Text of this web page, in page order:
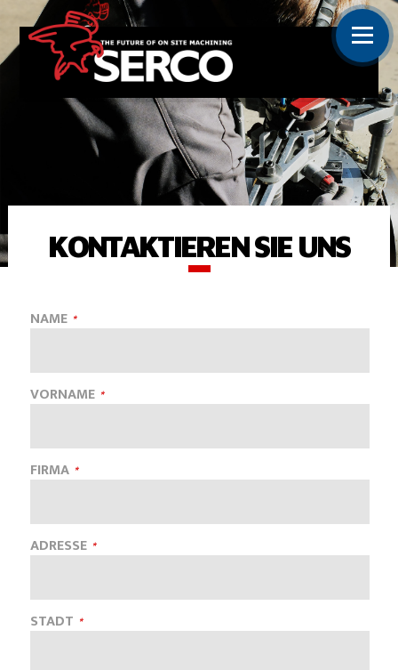
KONTAKTIEREN SIE UNS
NAME
VORNAME
FIRMA
ADRESSE
STADT